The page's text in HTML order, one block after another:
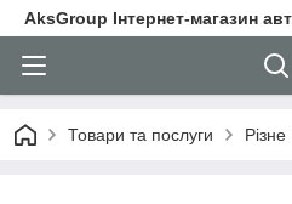
AksGroup Інтернет-магазин
Товари та послуги Різне